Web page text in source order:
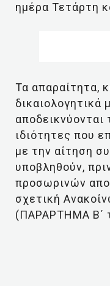
ημέρα Τετάρτη
Τα απαραίτητα,
δικαιολογητικά
αποδεικνύονται
ιδιότητες που
με την αίτηση
υποβληθούν,
προσωρινών
σχετική
(ΠΑΡΑΡΤΗΜΑ Β΄